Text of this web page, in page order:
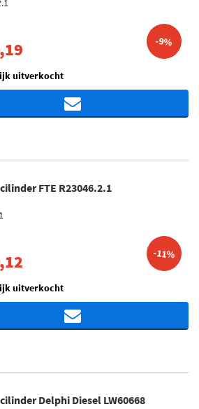
-9%
uitverkocht
FTE R23046.2.1
-11%
uitverkocht
Delphi Diesel LW60668